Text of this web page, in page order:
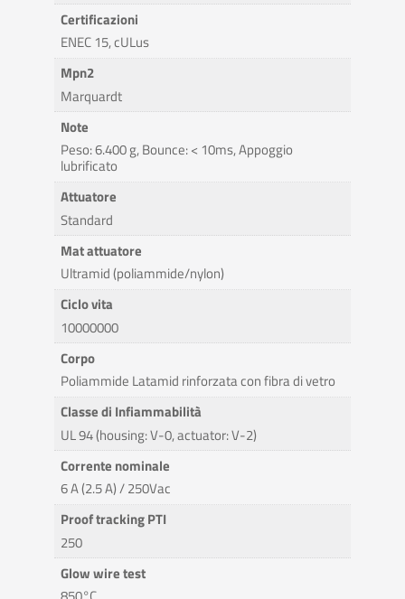
Certificazioni
ENEC 15, cULus
Mpn2
Marquardt
Note
Peso: 6.400 g, Bounce: < 10ms, Appoggio
lubrificato
Attuatore
Standard
Mat attuatore
Ultramid (poliammide/nylon)
Ciclo vita
10000000
Corpo
Poliammide Latamid rinforzata con fibra di vetro
Classe di Infiammabilità
UL 94 (housing: V-0, actuator: V-2)
Corrente nominale
6 A (2.5 A) / 250Vac
Proof tracking PTI
250
Glow wire test